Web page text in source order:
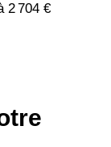
2 704 €